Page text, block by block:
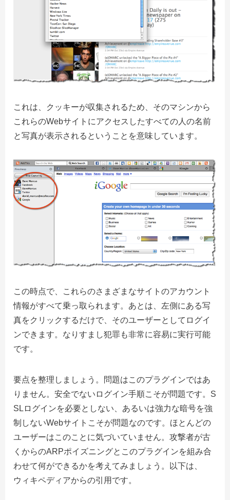
これは、クッキーが収集されるため、そのマシンから
これらのWebサイトにアクセスしたすべての人の名前
と写真が表示されるということを意味しています。
この時点で、これらのさまざまなサイトのアカウント
情報がすべて乗っ取られます。あとは、左側にある写
真をクリックするだけで、そのユーザーとしてログイ
ンできます。なりすまし犯罪も非常に容易に実行可能
です。
要点を整理しましょう。問題はこのプラグインではあ
りません。安全でないログイン手順こそが問題です。S
SLログインを必要としない、あるいは強力な暗号を強
制しないWebサイトこそが問題なのです。ほとんどの
ユーザーはこのことに気づいていません。攻撃者が古
くからのARPポイズニングとこのプラグインを組み合
わせて何ができるかを考えてみましょう。以下は、
ウィキペディアからの引用です。